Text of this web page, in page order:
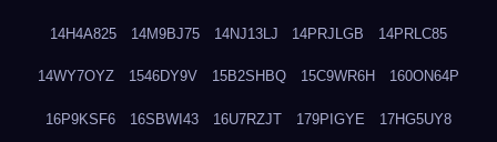
14H4A825 14M9BJ75 14NJ13LJ 14PRJLGB 14PRLC85
14WY7OYZ 1546DY9V 15B2SHBQ 15C9WR6H 160ON64P
16P9KSF6 16SBWI43 16U7RZJT 179PIGYE 17HG5UY8